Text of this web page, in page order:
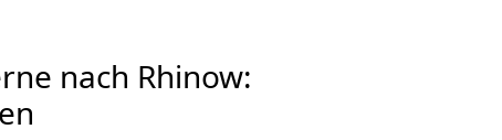
nach Rhinow: